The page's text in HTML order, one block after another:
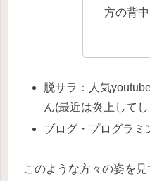
方の背
脱サラ：人気
ん(最近は炎上して
ブログ・プログラミ
このような方々の姿を